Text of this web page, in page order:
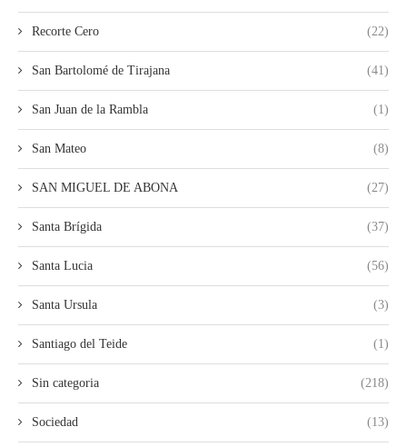
Recorte Cero (22)
San Bartolomé de Tirajana (41)
San Juan de la Rambla (1)
San Mateo (8)
SAN MIGUEL DE ABONA (27)
Santa Brígida (37)
Santa Lucia (56)
Santa Ursula (3)
Santiago del Teide (1)
Sin categoria (218)
Sociedad (13)